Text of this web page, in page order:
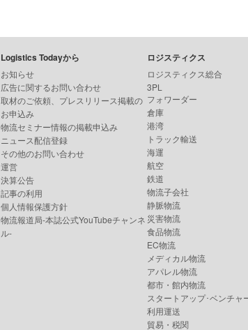
Logistics Todayから
お知らせ
広告に関するお問い合わせ
取材のご依頼、プレスリリース掲載の
お申込み
物流セミナー情報の掲載申込み
ニュース配信登録
その他のお問い合わせ
運営
決算公告
記事の利用
個人情報保護方針
物流報道局-本誌公式YouTubeチャンネ
ル-
ロジスティクス
ロジスティクス総合
3PL
フォワーダー
倉庫
港湾
トラック輸送
海運
航空
鉄道
物流子会社
静脈物流
災害物流
食品物流
EC物流
メディカル物流
アパレル物流
都市・館内物流
スタートアップ･ベンチャ
利用運送
貿易・税関